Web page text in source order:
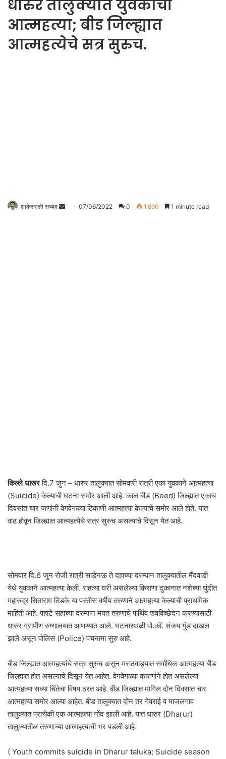
धारुर तालुक्यात युवकाची
आत्महत्या; बीड जिल्ह्यात
आत्महत्येचे सत्र सुरुच.
शाकेरअली सय्यद
Send07/06/2022 0 1,690 1 minute read
किल्ले धारूरदि.7 जुन – धारुर तालुक्यात सोमवारी रात्री एका युवकाने आत्महत्या
(Suicide) केल्याची घटना समोर आली आहे. काल बीड (Beed) जिल्ह्यात एकाच
दिवसांत चार जणांनी वेगवेगळ्या ठिकाणी आत्महत्या केल्याचे समोर आले होते. यात
वाढ होवून जिल्ह्यात आत्महत्येचे सत्र सुरुच असल्याचे दिसून येत आहे.
सोमवार दि.6 जुन रोजी रात्री साडेनऊ ते दहाच्या दरम्यान तालुक्यातील मैंदवाडी
येथे युवकाने आत्महत्या केली. राहत्या घरी असलेल्या किराणा दुकानात नशेच्या धुंदीत
महारुद्र सिताराम तिडके या पस्तीस वर्षीय तरुणाने आत्महत्या केल्याची प्राथमिक
माहिती आहे. पहाटे सहाच्या दरम्यान मयत तरुणाचे पार्थिव शवविच्छेदन करण्यासाठी
धारुर ग्रामीण रुग्णालयात आणण्यात आले. घटनास्थळी पो.कॉ. संजय गुंड दाखल
झाले असून पोलिस (Police) पंचनामा सुरु आहे.
बीड जिल्ह्यात आत्महत्यांचे सत्र सुरुच असून मराठवाड्यात सर्वाधिक आत्महत्या बीड
जिल्ह्यात होत असल्याचे दिसून येत आहेत. वेगवेगळ्या कारणांने होत असलेल्या
आत्महत्या सध्या चिंतेचा विषय ठरत आहे. बीड जिल्ह्यात मागिल दोन दिवसात चार
आत्महत्या समोर आल्या आहेत. बीड तालुक्यात दोन तर गेवराई व माजलगाव
तालुक्यात प्रत्येकी एक आत्महत्या नोंद झाली आहे. यात धारुर (Dharur)
तालुक्यातील तरुणाच्या आत्महत्याची भर पडली आहे.
( Youth commits suicide in Dharur taluka; Suicide season